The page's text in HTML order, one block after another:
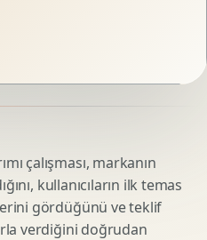
çalışması, markanın
kullanıcıların ilk temas
gördüğünü ve teklif
verdiğini doğrudan